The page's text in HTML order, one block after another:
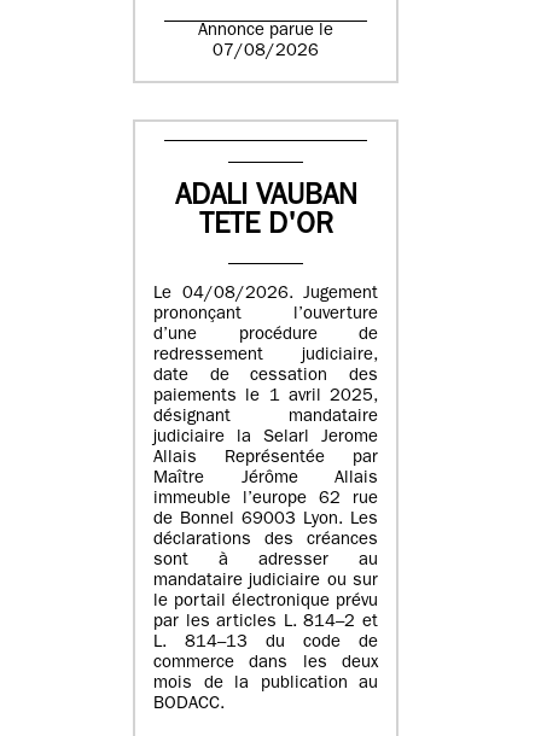
Annonce parue le
07/08/2026
ADALI VAUBAN
TETE D'OR
Le 04/08/2026. Jugement
prononçant l’ouverture
d’une procédure de
redressement judiciaire,
date de cessation des
paiements le 1 avril 2025,
désignant mandataire
judiciaire la Selarl Jerome
Allais Représentée par
Maître Jérôme Allais
immeuble l’europe 62 rue
de Bonnel 69003 Lyon. Les
déclarations des créances
sont à adresser au
mandataire judiciaire ou sur
le portail électronique prévu
par les articles L. 814–2 et
L. 814–13 du code de
commerce dans les deux
mois de la publication au
BODACC.